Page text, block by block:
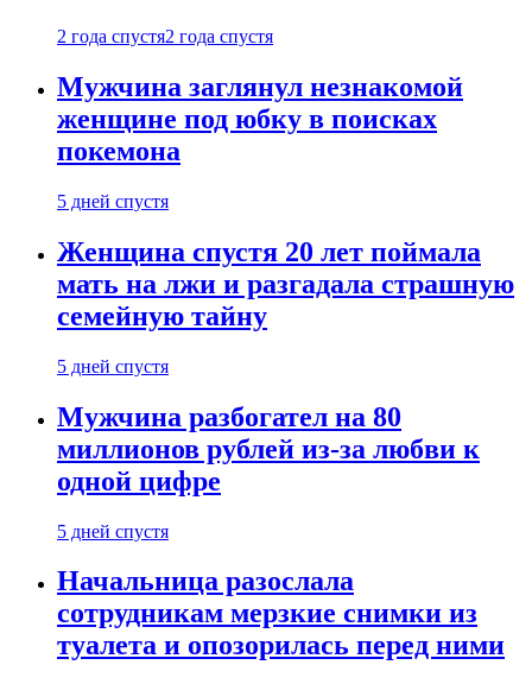
2 года спустя2 года спустя
Мужчина заглянул незнакомой
женщине под юбку в поисках
покемона
5 дней спустя
Женщина спустя 20 лет поймала
мать на лжи и разгадала страшную
семейную тайну
5 дней спустя
Мужчина разбогател на 80
миллионов рублей из-за любви к
одной цифре
5 дней спустя
Начальница разослала
сотрудникам мерзкие снимки из
туалета и опозорилась перед ними